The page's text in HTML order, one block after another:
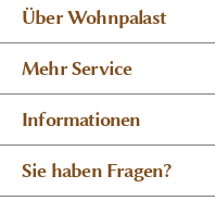
Über Wohnpalast
Mehr Service
Informationen
Sie haben Fragen?